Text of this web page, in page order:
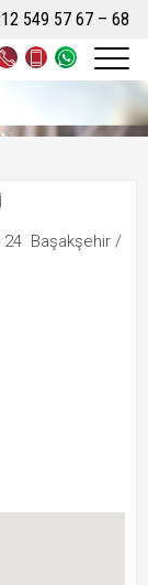
549 57 67 – 68
0532
660
0532
660
24 Başakşehir /